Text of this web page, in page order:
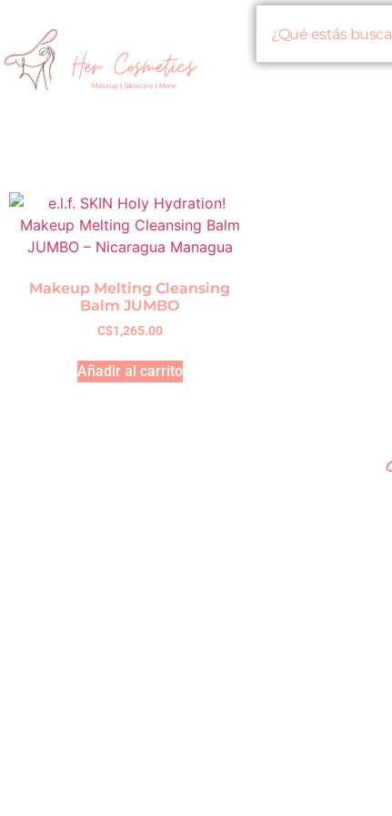
Makeup Melting Cleansing
Balm JUMBO
C$1,265.00
Añadir al carrito